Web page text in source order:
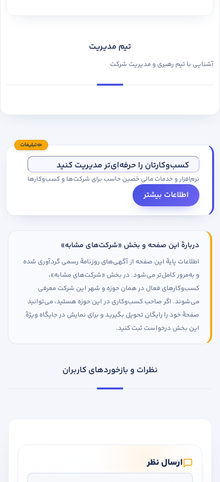
تیم مدیریت
آشنایی با تیم رهبری و مدیریت شرکت
تبلیغات
کسب‌وکارتان را حرفه‌ای‌تر مدیریت کنید
نرم‌افزار و خدمات مالی حَصین حاسب برای شرکت‌ها و کسب‌وکارها
اطلاعات بیشتر
دربارهٔ این صفحه و بخش «شرکت‌های مشابه»
اطلاعات پایهٔ این صفحه از آگهی‌های روزنامهٔ رسمی گردآوری شده
و به‌مرور کامل‌تر می‌شود. در بخش «شرکت‌های مشابه»،
کسب‌وکارهای فعال در همان حوزه و شهر این شرکت معرفی
می‌شوند. اگر صاحب کسب‌وکاری در این حوزه هستید، می‌توانید
صفحهٔ خود را رایگان تحویل بگیرید و برای نمایش در جایگاه ویژهٔ
این بخش درخواست ثبت کنید.
نظرات و بازخوردهای کاربران
ارسال نظر